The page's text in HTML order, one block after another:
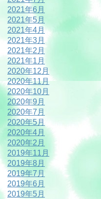
2021年6月
2021年5月
2021年4月
2021年3月
2021年2月
2021年1月
2020年12月
2020年11月
2020年10月
2020年9月
2020年7月
2020年5月
2020年4月
2020年2月
2019年11月
2019年8月
2019年7月
2019年6月
2019年5月